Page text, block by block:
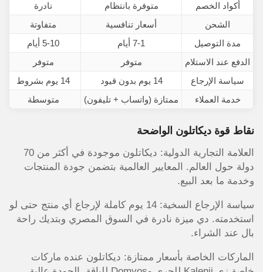
أكواد الخصم
متوفرة بانتظام نادرة
الشحن
أسعار تنافسية متفاوتة
مدة التوصيل
7-1 أيام
5-10 أيام
الدفع عند الاستلام
متوفر
متوفر
سياسة الإرجاع
14 يوم بدون قيود
14 يوم بشروط
خدمة العملاء
ممتازة (واتساب + تليفون) متوسطة
نقاط قوة ديكاتلون الواضحة
العلامة التجارية الدولية: ديكاتلون موجودة في أكثر من 70
دولة حول العالم. المعايير العالمية بتضمن جودة المنتجات
وخدمة ما بعد البيع.
سياسة الإرجاع السخية: 14 يوم كاملة لإرجاع أي منتج حتى لو
استخدمته. دي ميزة نادرة في السوق المصري وبتديك راحة
بال عند الشراء.
الماركات الخاصة بأسعار ممتازة: ديكاتلون عنده ماركات